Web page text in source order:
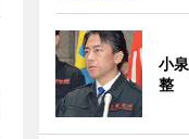
小
整